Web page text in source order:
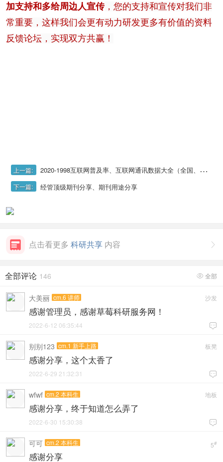
加支持和多给周边人宣传 ，您的支持和宣传对我们非
常重要，这样我们会更有动力研发更多有价值的资料
反馈论坛，实现双方共赢！
上一篇: 2020-1998互联网普及率、互联网通讯数据大全（全国、省、地级市、县域均有）
下一篇: 经管顶级期刊分享、期刊用途分享

点击看更多 科研共享 内容
 全部
全部评论 146
沙发
大美丽 cm.6 讲师
感谢管理员，感谢草莓科研服务网！

2022-6-12 06:35:44
板凳
别别123 cm.1 新手上路
感谢分享，这个太香了

2022-6-29 21:32:31
地板
wfwf cm.2 本科生
感谢分享，终于知道怎么弄了

2022-6-30 15:30:38
5#
可可 cm.2 本科生
感谢分享